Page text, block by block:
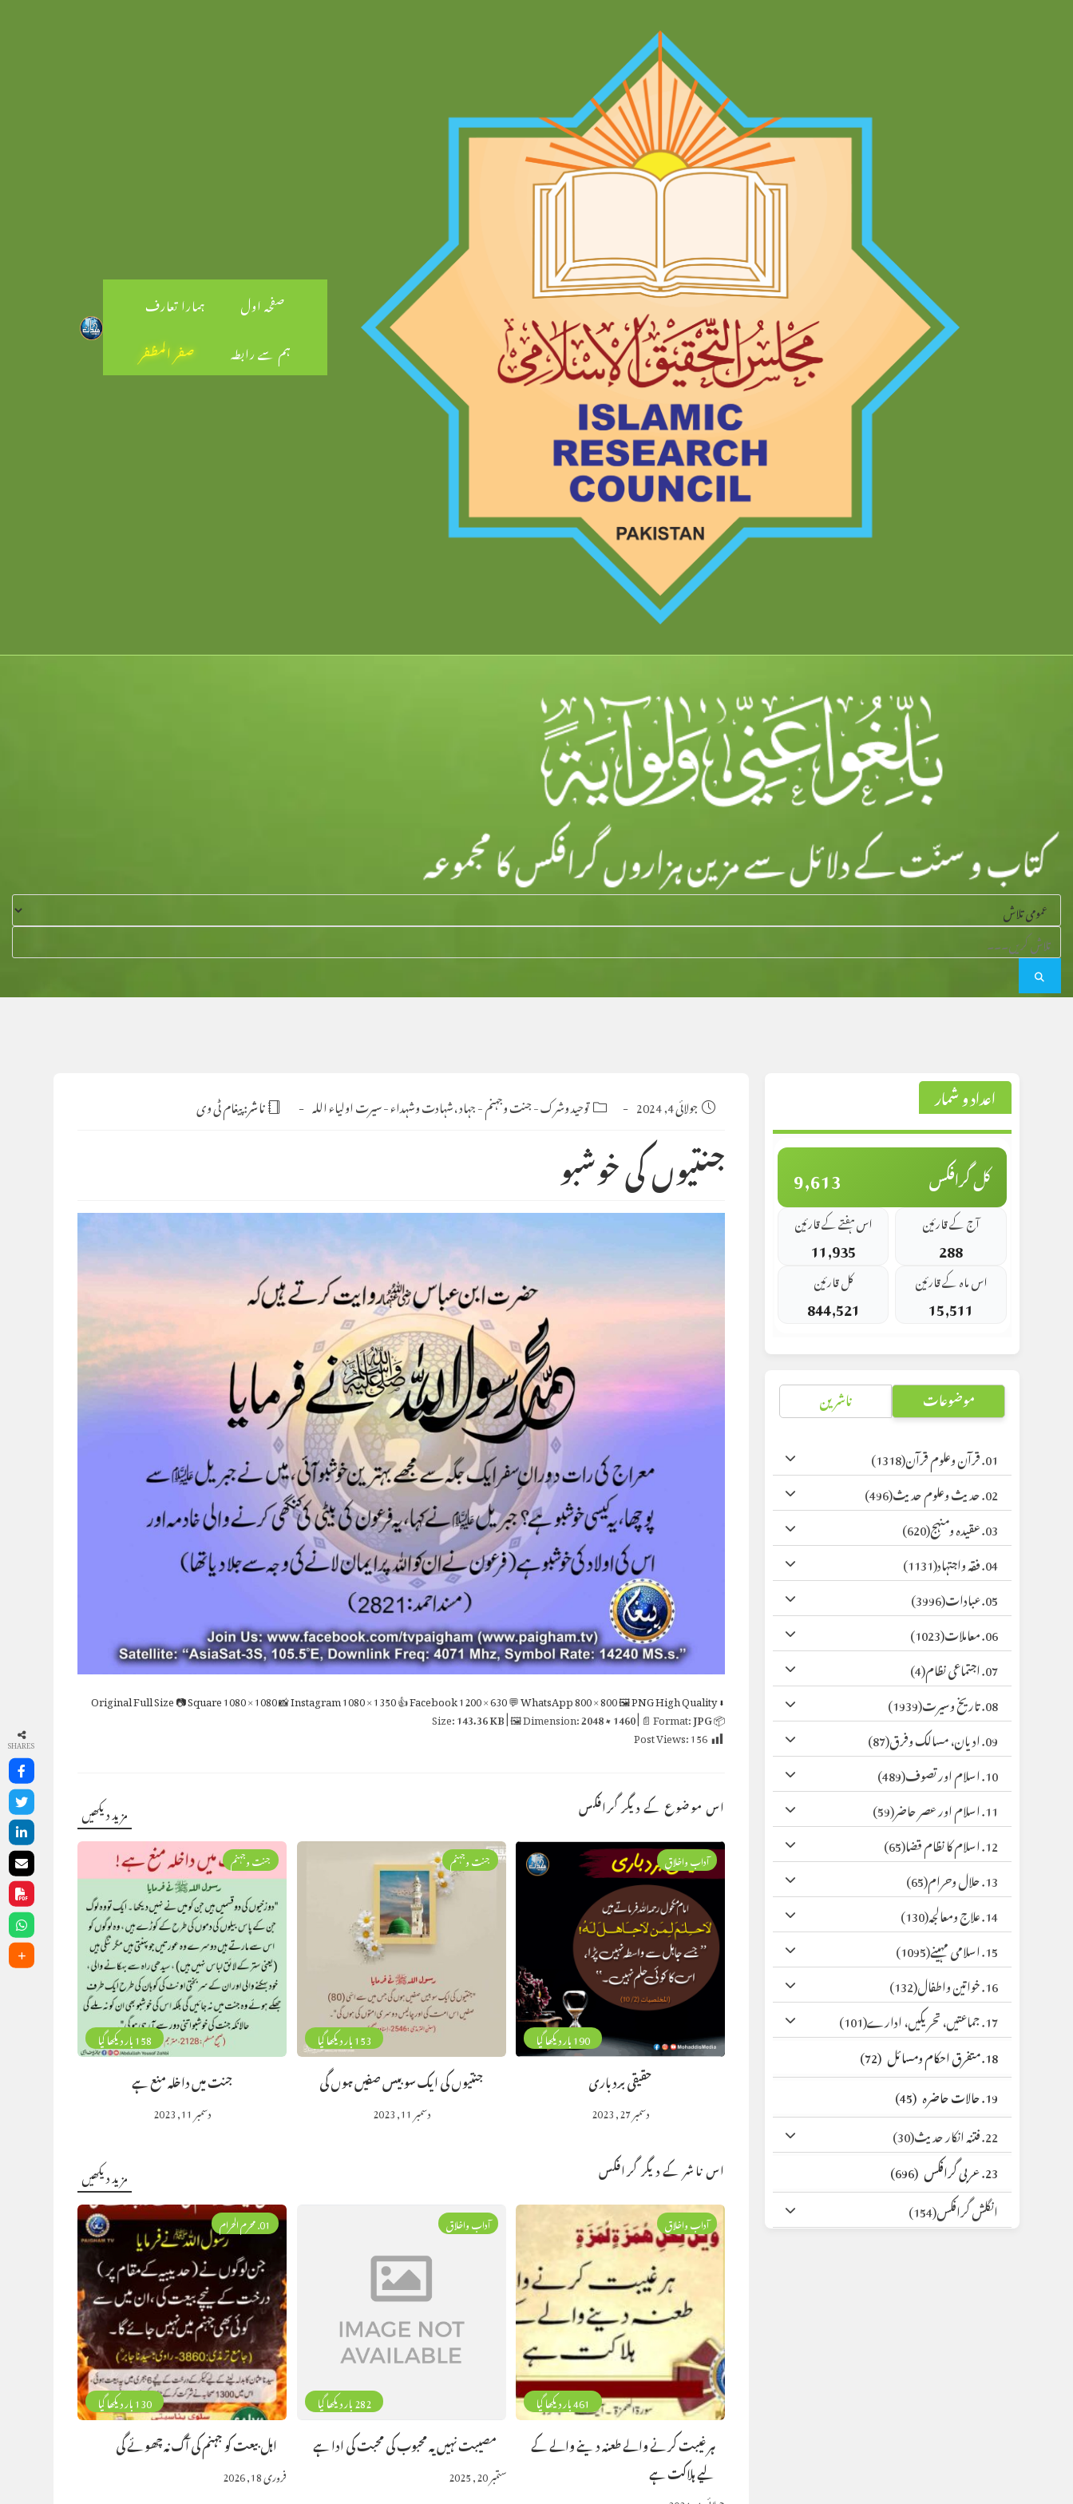
صفحہ اول
ہمارا تعارف
ہم سے رابطہ
صفر المظفر
Post
published:
جولائی 4, 2024 Post
category:
توحید وشرک-جنت وجہنم-جہاد ،شہادت وشہداء-سیرت اولیاء اللہ ناشر:پیغام ٹی وی
جنتیوں کی خوشبو
⬇ Original
Full Size📷 Square1080 × 1080📸 Instagram1080 × 1350👍 Facebook1200 × 630💬 WhatsApp800 × 800🖼 PNGHigh Quality
📦 Size:
143.36 KB| 🖼 Dimension:2048 × 1460| 📄 Format:JPG
Post Views:156
اس موضوع کے دیگر گرافکس مزید دیکھیں
158 بار دیکھا گیا
جنت وجہنم
جنت میں داخلہ منع ہے
دسمبر 11, 2023
153 بار دیکھا گیا
جنت وجہنم
جنتیوں کی ایک سو بیس صفیں ہوں گی
دسمبر 11, 2023
190 بار دیکھا گیا
آداب واخلاق
حقیقی بردباری
دسمبر 27, 2023
اس ناشر کے دیگر گرافکس مزید دیکھیں
130 بار دیکھا گیا
01. محرم الحرام
اہل بیعت کو جہنم کی آگ نہ چھوئے گی
فروری 18, 2026
282 بار دیکھا گیا
آداب واخلاق
مصیبت نہیں یہ محبوب کی محبت کی ادا ہے
ستمبر 20, 2025
461 بار دیکھا گیا
آداب واخلاق
ہر غیبت کرنے والے طعنہ دینے والے کے
لیے ہلاکت ہے
اعداد و شمار
کل گرافکس 9,613
آج کے قارئین
288
اس ہفتے کے قارئین
11,935
اس ماہ کے قارئین
15,511
کل قارئین
844,521
موضوعات ناشرین
01. قرآن وعلوم قرآن
(1318)
02. حدیث وعلوم حدیث
(496)
03. عقیدہ ومنہج
(620)
04. فقہ واجتہاد
(1131)
05. عبادات
(3996)
06. معاملات
(1023)
07. اجتماعی نظام
(4)
08. تاریخ وسیرت
(1939)
09. ادیان، مسالک وفرق
(87)
10. اسلام اور تصوف
(489)
11. اسلام اور عصر حاضر
(59)
12. اسلام کا نظام قضا
(65)
13. حلال وحرام
(65)
14. علاج ومعالجہ
(130)
15. اسلامی مہینے
(1095)
16. خواتین واطفال
(132)
17. جماعتیں، تحریکیں، ادارے
(101)
18. متفرق احکام ومسائل
(72)
19. حالات حاضرہ
(45)
22. فتنہ انکار حدیث
(30)
23. عربی گرافکس
(696)
انگلش گرافکس(154)
SHARES